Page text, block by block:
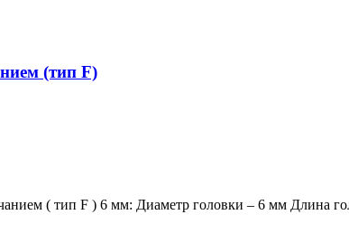
(тип F)
( тип F ) 6 мм: Диаметр головки – 6 мм Длина